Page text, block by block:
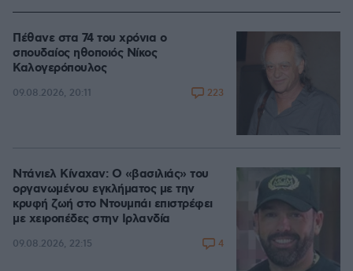
Πέθανε στα 74 του χρόνια ο
σπουδαίος ηθοποιός Νίκος
Καλογερόπουλος
09.08.2026, 20:11 223
Ντάνιελ Κίναχαν: Ο «βασιλιάς» του
οργανωμένου εγκλήματος με την
κρυφή ζωή στο Ντουμπάι επιστρέφει
με χειροπέδες στην Ιρλανδία
09.08.2026, 22:15 4